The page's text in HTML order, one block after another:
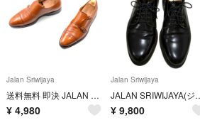
Jalan Sriwijaya
送料無料 即決 JALAN SRIWIJAYA 8 98374 11120 メンズ レザーシューズ モンクストラップ 茶 革靴
¥ 4,980
Jalan Sriwijaya
JALAN
¥ 9,800